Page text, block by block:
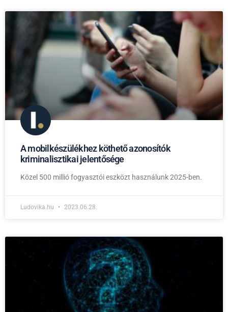
A mobilkészülékhez köthető azonosítók
kriminalisztikai jelentősége
Közel 500 millió fogyasztói eszközt használunk 2025-ben.
Ludovika.hu 2023.06.28.